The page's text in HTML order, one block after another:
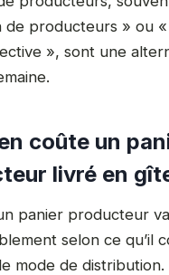
de producteurs » ou
», sont une
coûte un
livré en
panier producteur
selon ce qu’il
mode de distribution.